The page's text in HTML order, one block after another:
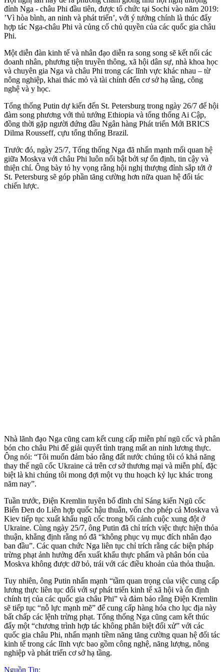
đỉnh Nga - châu Phi đầu tiên, được tổ chức tại Sochi vào năm 2019:
’Vì hòa bình, an ninh và phát triển’, với ý tưởng chính là thúc đẩy
hợp tác Nga-châu Phi và củng cố chủ quyền của các quốc gia châu
Phi.
Một diễn đàn kinh tế và nhân đạo diễn ra song song sẽ kết nối các
doanh nhân, phương tiện truyền thông, xã hội dân sự, nhà khoa học
và chuyên gia Nga và châu Phi trong các lĩnh vực khác nhau – từ
nông nghiệp, khai thác mỏ và tài chính đến cơ sở hạ tầng, công
nghệ và y học.
Tổng thống Putin dự kiến đến St. Petersburg trong ngày 26/7 để hội
đàm song phương với thủ tướng Ethiopia và tổng thống Ai Cập,
đồng thời gặp người đứng đầu Ngân hàng Phát triển Mới BRICS
Dilma Rousseff, cựu tổng thống Brazil.
Trước đó, ngày 25/7, Tổng thống Nga đã nhấn mạnh mối quan hệ
giữa Moskva với châu Phi luôn nổi bật bởi sự ổn định, tin cậy và
thiện chí. Ông bày tỏ hy vọng rằng hội nghị thượng đỉnh sắp tới ở
St. Petersburg sẽ góp phần tăng cường hơn nữa quan hệ đối tác
chiến lược.
Nhà lãnh đạo Nga cũng cam kết cung cấp miễn phí ngũ cốc và phân
bón cho châu Phi để giải quyết tình trạng mất an ninh lương thực.
Ông nói: “Tôi muốn đảm bảo rằng đất nước chúng tôi có khả năng
thay thế ngũ cốc Ukraine cả trên cơ sở thương mại và miễn phí, đặc
biệt là khi chúng tôi mong đợi một vụ thu hoạch kỷ lục khác trong
năm nay”.
Tuần trước, Điện Kremlin tuyên bố đình chỉ Sáng kiến Ngũ cốc
Biển Đen do Liên hợp quốc hậu thuẫn, vốn cho phép cả Moskva và
Kiev tiếp tục xuất khẩu ngũ cốc trong bối cảnh cuộc xung đột ở
Ukraine. Cùng ngày 25/7, ông Putin đã chỉ trích việc thực hiện thỏa
thuận, khẳng định rằng nó đã “không phục vụ mục đích nhân đạo
ban đầu”. Các quan chức Nga liên tục chỉ trích rằng các biện pháp
trừng phạt ảnh hưởng đến xuất khẩu thực phẩm và phân bón của
Moskva không được dỡ bỏ, trái với các điều khoản của thỏa thuận.
Tuy nhiên, ông Putin nhấn mạnh “tầm quan trọng của việc cung cấp
lương thực liên tục đối với sự phát triển kinh tế xã hội và ổn định
chính trị của các quốc gia châu Phi” và đảm bảo rằng Điện Kremlin
sẽ tiếp tục “nỗ lực mạnh mẽ” để cung cấp hàng hóa cho lục địa này
bất chấp các lệnh trừng phạt. Tổng thống Nga cũng cam kết thúc
đẩy một “chương trình hợp tác không phân biệt đối xử” với các
quốc gia châu Phi, nhấn mạnh tiềm năng tăng cường quan hệ đối tác
kinh tế trong các lĩnh vực bao gồm công nghệ, năng lượng, nông
nghiệp và phát triển cơ sở hạ tầng.
Nguồn Tin: